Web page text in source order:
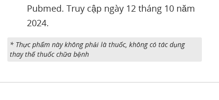
Pubmed. Truy cập ngày 12 tháng 10 năm
2024.
* Thực phẩm này không phải là thuốc, không có tác dụng
thay thế thuốc chữa bệnh